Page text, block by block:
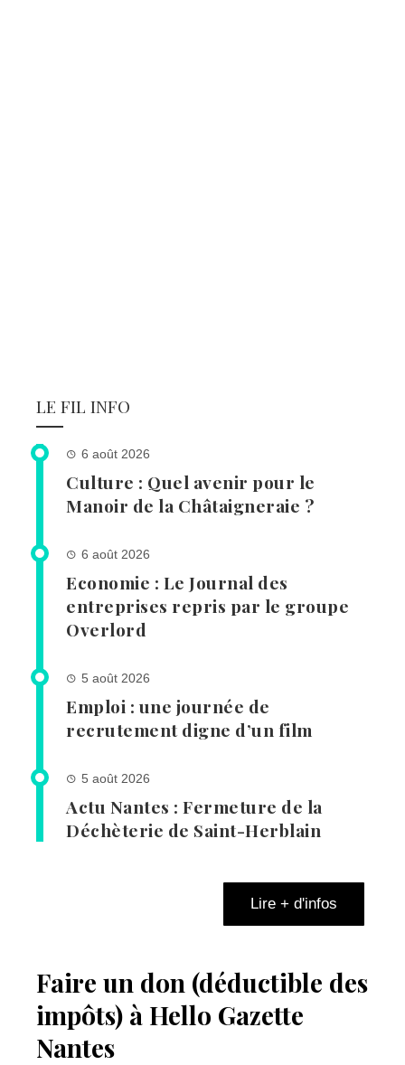
LE FIL INFO
6 août 2026
Culture : Quel avenir pour le
Manoir de la Châtaigneraie ?
6 août 2026
Economie : Le Journal des
entreprises repris par le groupe
Overlord
5 août 2026
Emploi : une journée de
recrutement digne d’un film
5 août 2026
Actu Nantes : Fermeture de la
Déchèterie de Saint-Herblain
Lire + d'infos
Faire un don (déductible des
impôts) à Hello Gazette
Nantes